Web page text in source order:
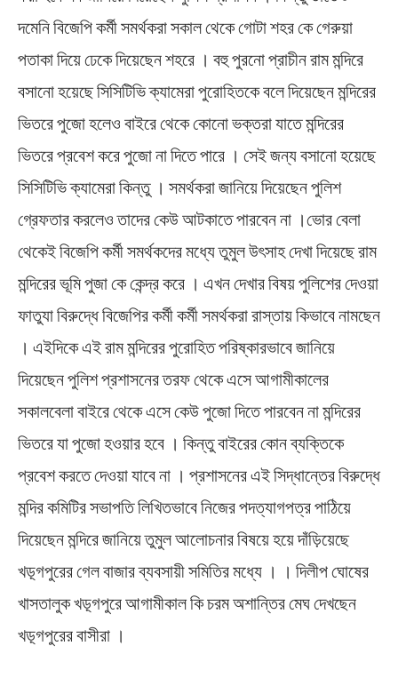
দমেনি বিজেপি কর্মী সমর্থকরা সকাল থেকে গোটা শহর কে গেরুয়া
পতাকা দিয়ে ঢেকে দিয়েছেন শহরে । বহু পুরনো প্রাচীন রাম মন্দিরে
বসানো হয়েছে সিসিটিভি ক্যামেরা পুরোহিতকে বলে দিয়েছেন মন্দিরের
ভিতরে পুজো হলেও বাইরে থেকে কোনো ভক্তরা যাতে মন্দিরের
ভিতরে প্রবেশ করে পুজো না দিতে পারে । সেই জন্য বসানো হয়েছে
সিসিটিভি ক্যামেরা কিন্তু । সমর্থকরা জানিয়ে দিয়েছেন পুলিশ
গ্রেফতার করলেও তাদের কেউ আটকাতে পারবেন না ।ভোর বেলা
থেকেই বিজেপি কর্মী সমর্থকদের মধ্যে তুমুল উৎসাহ দেখা দিয়েছে রাম
মন্দিরের ভূমি পুজা কে কেন্দ্র করে । এখন দেখার বিষয় পুলিশের দেওয়া
ফাতুযা বিরুদ্ধে বিজেপির কর্মী কর্মী সমর্থকরা রাস্তায় কিভাবে নামছেন
। এইদিকে এই রাম মন্দিরের পুরোহিত পরিষ্কারভাবে জানিয়ে
দিয়েছেন পুলিশ প্রশাসনের তরফ থেকে এসে আগামীকালের
সকালবেলা বাইরে থেকে এসে কেউ পুজো দিতে পারবেন না মন্দিরের
ভিতরে যা পুজো হওয়ার হবে । কিন্তু বাইরের কোন ব্যক্তিকে
প্রবেশ করতে দেওয়া যাবে না । প্রশাসনের এই সিদ্ধান্তের বিরুদ্ধে
মন্দির কমিটির সভাপতি লিখিতভাবে নিজের পদত্যাগপত্র পাঠিয়ে
দিয়েছেন মন্দিরে জানিয়ে তুমুল আলোচনার বিষয়ে হয়ে দাঁড়িয়েছে
খড়্গপুরের গেল বাজার ব্যবসায়ী সমিতির মধ্যে । । দিলীপ ঘোষের
খাসতালুক খড়্গপুরে আগামীকাল কি চরম অশান্তির মেঘ দেখছেন
খড়্গপুরের বাসীরা ।